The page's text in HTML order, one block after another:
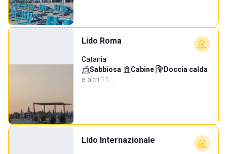
Lido Roma
Catania
Sabbiosa· Cabine· Doccia calda·
e altri 11…
Lido Internazionale